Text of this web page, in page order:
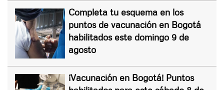
Completa tu esquema en los
puntos de vacunación en Bogotá
habilitados este domingo 9 de
agosto
¡Vacunación en Bogotá! Puntos